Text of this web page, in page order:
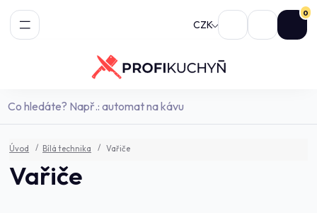
CZK
0
Úvod Bílá technika Vařiče
Vařiče